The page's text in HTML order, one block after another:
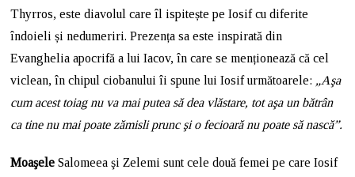
Thyrros, este diavolul care îl ispitește pe Iosif cu diferite
îndoieli și nedumeriri. Prezența sa este inspirată din
Evanghelia apocrifă a lui Iacov, în care se menționează că cel
viclean, în chipul ciobanului îi spune lui Iosif următoarele: „Aşa
cum acest toiag nu va mai putea să dea vlăstare, tot aşa un bătrân
ca tine nu mai poate zămisli prunc şi o fecioară nu poate să nască”.
MoaşeleSalomeea şi Zelemi sunt cele două femei pe care Iosif